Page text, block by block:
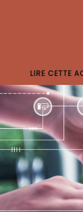
LIRE CETTE